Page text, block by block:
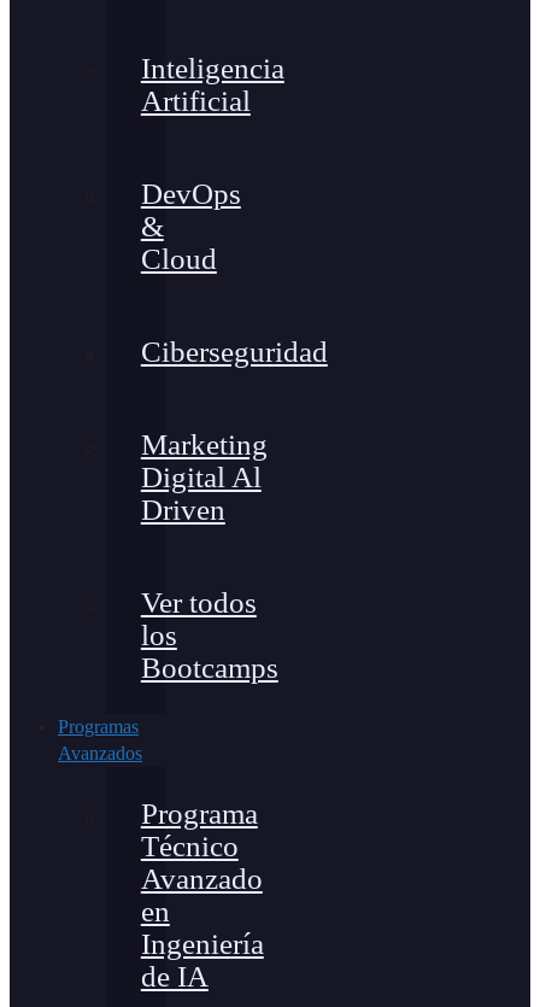
Inteligencia
Artificial
DevOps
&
Cloud
Ciberseguridad
Marketing
Digital Al
Driven
Ver todos
los
Bootcamps
Programas
Avanzados
Programa
Técnico
Avanzado
en
Ingeniería
de IA